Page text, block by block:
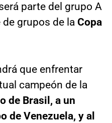
parte del grupo A
grupos de la Copa
que enfrentar
campeón de la
de Brasil, a un
de Venezuela, y al